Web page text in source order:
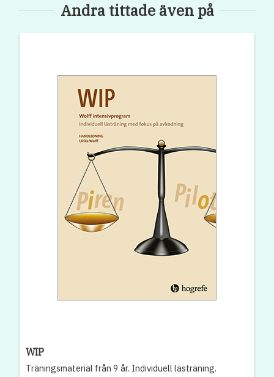
Andra tittade även på
WIP
Träningsmaterial från 9 år. Individuell lästräning.